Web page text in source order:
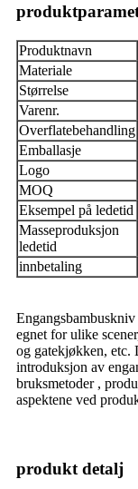
Produktnavn
Materiale
Størrelse
Varenr.
Overflatebehandling
Emballasje
Logo
MOQ
Eksempel på ledetid
Masseproduksjon
ledetid
innbetaling
egnet for ulike
og gatekjøkken, etc.
introduksjon av
bruksmetoder ,
aspektene ved
produkt detalj